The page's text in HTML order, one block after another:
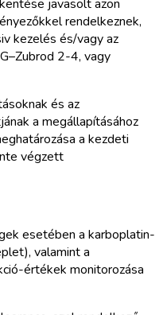
javasolt azon
rendelkeznek,
kezelés és/vagy az
2-4, vagy
és az
a megállapításához
a kezdeti
végzett
esetében a karboplatin-
valamint a
értékek monitorozása